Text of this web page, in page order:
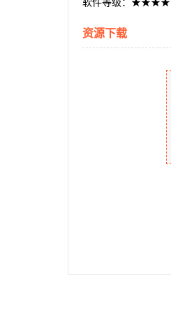
软件等级：★★★★
资源下载